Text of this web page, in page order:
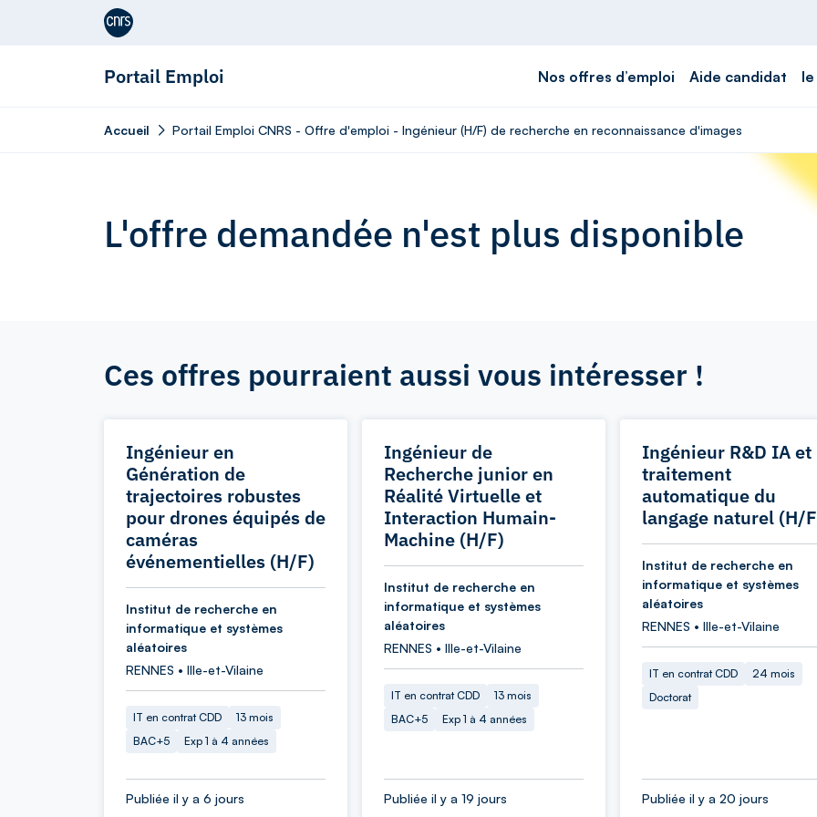
Aller au contenu
Portail Emploi Nos offres d’emploi Aide candidat
Accueil Portail Emploi CNRS - Offre d'emploi - Ingénieur (H/F) de recherche en reconnaissance d'images
L'offre demandée n'est plus disponible
Ces offres pourraient aussi vous intéresser !
Ingénieur en
Génération de
trajectoires robustes
pour drones équipés de
caméras
événementielles (H/F)
Institut de recherche en
informatique et systèmes
aléatoires
RENNES • Ille-et-Vilaine
IT en contrat CDD
13 mois
BAC+5
Exp 1 à 4 années
Publiée il y a 6 jours
Ingénieur de
Recherche junior en
Réalité Virtuelle et
Interaction Humain-
Machine (H/F)
Institut de recherche en
informatique et systèmes
aléatoires
RENNES • Ille-et-Vilaine
IT en contrat CDD
13 mois
BAC+5
Exp 1 à 4 années
Publiée il y a 19 jours
Ingénieur R&D IA et
traitement
automatique du
langage naturel (H/
Institut de recherche en
informatique et systèmes
aléatoires
RENNES • Ille-et-Vilaine
IT en contrat CDD
24 mois
Doctorat
Publiée il y a 20 jours